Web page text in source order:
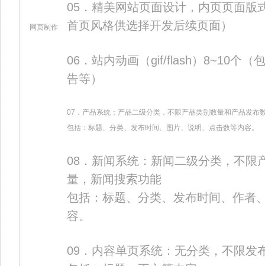
网页制作
05．精美网站页面设计，内页页面版
首页风格供选择开发后续页面）
06．站内动画（gif/flash）8~10个（
告等）
07．产品系统：产品二级分类，不限产品类别数量和产品发布
包括：标题、分类、发布时间、图片、说明、点击数等内容。
08．新闻系统：新闻二级分类，不限
量，新闻搜索功能
包括：标题、分类、发布时间、作者
容。
09．内容单页系统：无分类，不限发